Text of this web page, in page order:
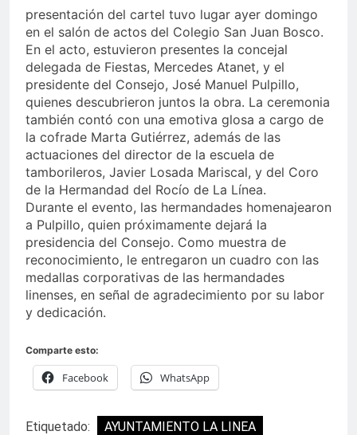
presentación del cartel tuvo lugar ayer domingo
en el salón de actos del Colegio San Juan Bosco.
En el acto, estuvieron presentes la concejal
delegada de Fiestas, Mercedes Atanet, y el
presidente del Consejo, José Manuel Pulpillo,
quienes descubrieron juntos la obra. La ceremonia
también contó con una emotiva glosa a cargo de
la cofrade Marta Gutiérrez, además de las
actuaciones del director de la escuela de
tamborileros, Javier Losada Mariscal, y del Coro
de la Hermandad del Rocío de La Línea.
Durante el evento, las hermandades homenajearon
a Pulpillo, quien próximamente dejará la
presidencia del Consejo. Como muestra de
reconocimiento, le entregaron un cuadro con las
medallas corporativas de las hermandades
linenses, en señal de agradecimiento por su labor
y dedicación.
Comparte esto:
Facebook WhatsApp
Etiquetado:
AYUNTAMIENTO LA LINEA